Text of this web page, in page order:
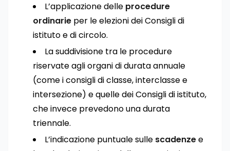
L’applicazione delle procedure
ordinarie per le elezioni dei Consigli di
istituto e di circolo.
La suddivisione tra le procedure
riservate agli organi di durata annuale
(come i consigli di classe, interclasse e
intersezione) e quelle dei Consigli di istituto,
che invece prevedono una durata
triennale.
L’indicazione puntuale sulle scadenzee